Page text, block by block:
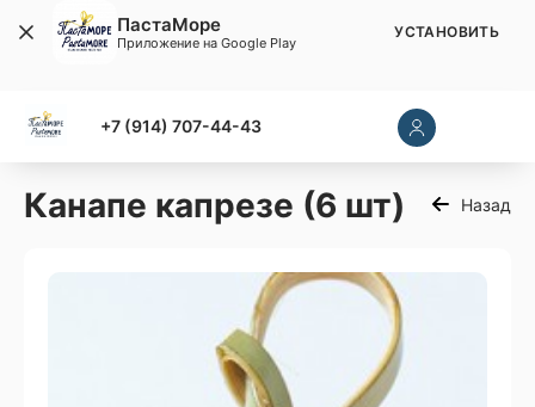
+7 (914) 707-44-43
Канапе капрезе (6 шт) Назад
ПастаМоре
Приложение на Google Play
УСТАНОВИТЬ